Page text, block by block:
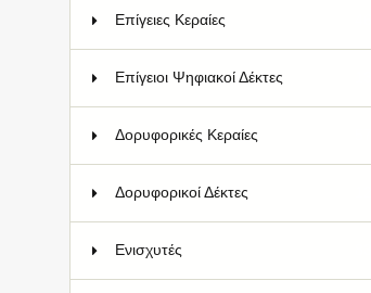
Επίγειες Κεραίες
Επίγειοι Ψηφιακοί Δέκτες
Δορυφορικές Κεραίες
Δορυφορικοί Δέκτες
Ενισχυτές